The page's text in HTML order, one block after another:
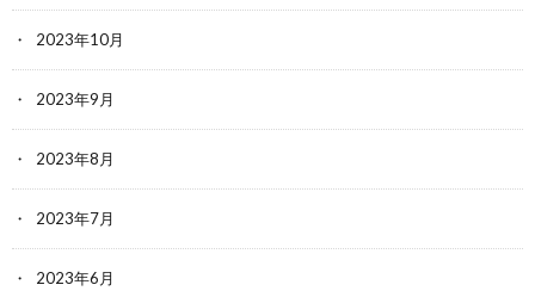
2023年10月
2023年9月
2023年8月
2023年7月
2023年6月